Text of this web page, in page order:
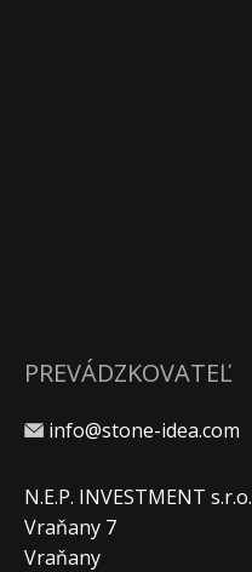
PREVÁDZKOVATEĽ
info@stone-idea.com
N.E.P. INVESTMENT s.r.o.
Vraňany 7
Vraňany